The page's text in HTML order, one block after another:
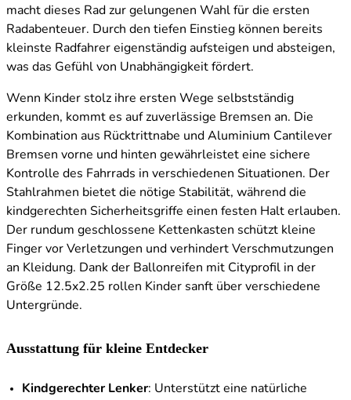
macht dieses Rad zur gelungenen Wahl für die ersten
Radabenteuer. Durch den tiefen Einstieg können bereits
kleinste Radfahrer eigenständig aufsteigen und absteigen,
was das Gefühl von Unabhängigkeit fördert.
Wenn Kinder stolz ihre ersten Wege selbstständig
erkunden, kommt es auf zuverlässige Bremsen an. Die
Kombination aus Rücktrittnabe und Aluminium Cantilever
Bremsen vorne und hinten gewährleistet eine sichere
Kontrolle des Fahrrads in verschiedenen Situationen. Der
Stahlrahmen bietet die nötige Stabilität, während die
kindgerechten Sicherheitsgriffe einen festen Halt erlauben.
Der rundum geschlossene Kettenkasten schützt kleine
Finger vor Verletzungen und verhindert Verschmutzungen
an Kleidung. Dank der Ballonreifen mit Cityprofil in der
Größe 12.5x2.25 rollen Kinder sanft über verschiedene
Untergründe.
Ausstattung für kleine Entdecker
Kindgerechter Lenker: Unterstützt eine natürliche